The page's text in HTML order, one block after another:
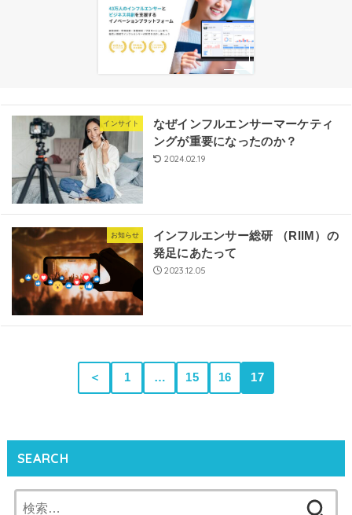
インサイト
なぜインフルエンサーマーケティ
ングが重要になったのか？
2024.02.19
お知らせ
インフルエンサー総研 （RIIM）の
発足にあたって
2023.12.05
＜ 1 … 15 16 17
SEARCH